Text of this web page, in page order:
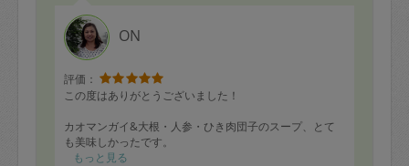
ON
評価：
この度はありがとうございました！
カオマンガイ&大根・人参・ひき肉団子のスープ、とて
も美味しかったです。
部屋中もきれいになり大満足です。
もっと見る